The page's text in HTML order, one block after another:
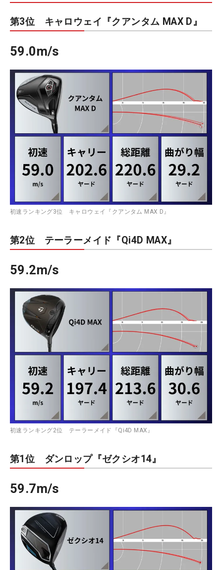
第3位 キャロウェイ『クアンタム MAX D』
59.0m/s
初速ランキング3位 キャロウェイ『クアンタム MAX D』
第2位 テーラーメイド『Qi4D MAX』
59.2m/s
初速ランキング2位 テーラーメイド『Qi4D MAX』
第1位 ダンロップ『ゼクシオ14』
59.7m/s